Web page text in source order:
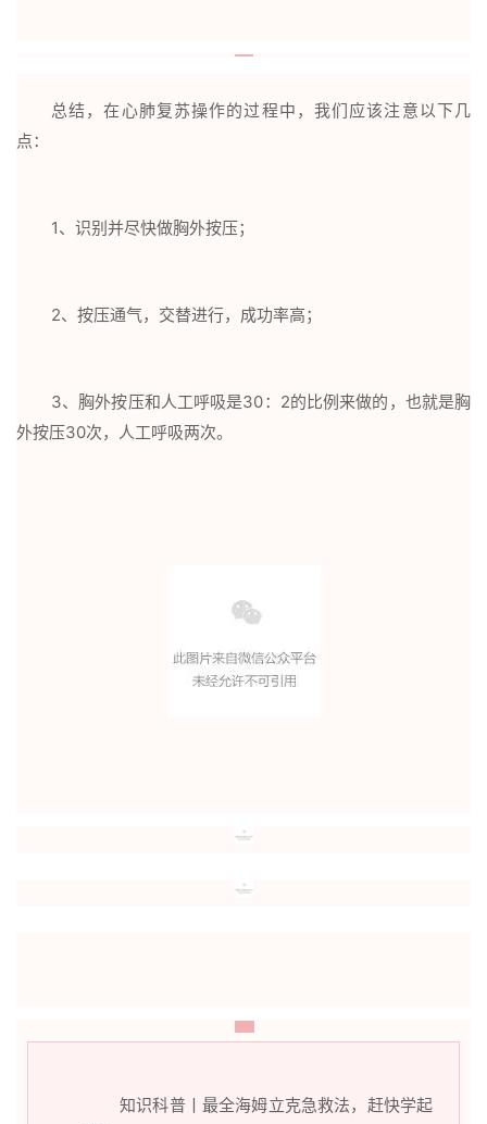
总结，在心肺复苏操作的过程中，我们应该注意以下几
点：
1、识别并尽快做胸外按压；
2、按压通气，交替进行，成功率高；
3、胸外按压和人工呼吸是30：2的比例来做的，也就是胸
外按压30次，人工呼吸两次。
知识科普丨最全海姆立克急救法，赶快学起